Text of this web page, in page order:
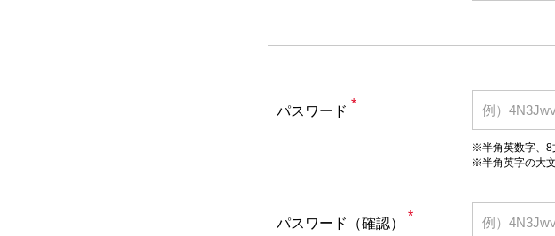
パスワード *
※半角英数字、8
※半角英字の大
パスワード（確認） *